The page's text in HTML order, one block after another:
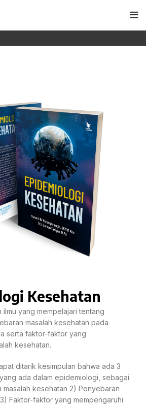
Kesehatan
ilmu yang mempelajari tentang
masalah kesehatan pada
serta faktor-faktor yang
kesehatan.
ditarik kesimpulan bahwa ada 3
ada dalam epidemiologi, sebagai
masalah kesehatan 2) Penyebaran
Faktor-faktor yang mempengaruhi